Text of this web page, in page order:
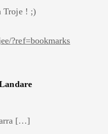
Troje ! ;)
?ref=bookmarks
[…]